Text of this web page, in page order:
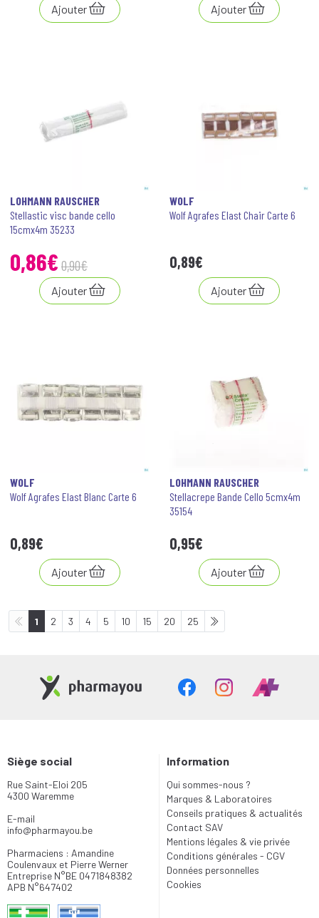
Ajouter Ajouter
LOHMANN RAUSCHER
Stellastic visc bande cello
15cmx4m 35233
0,86€ 0,90€
Ajouter
WOLF
Wolf Agrafes Elast Chair Carte 6
0,89€
Ajouter
WOLF
Wolf Agrafes Elast Blanc Carte 6
0,89€
Ajouter
LOHMANN RAUSCHER
Stellacrepe Bande Cello 5cmx4m
35154
0,95€
Ajouter
1 2 3 4 5 10 15 20 25
Siège social
Rue Saint-Eloi 205
4300 Waremme
E-mail
info@pharmayou.be
Pharmaciens : Amandine
Coulenvaux et Pierre Werner
Entreprise N°BE 0471848382
APB N°647402
Information
Qui sommes-nous ?
Marques & Laboratoires
Conseils pratiques & actualités
Contact SAV
Mentions légales & vie privée
Conditions générales - CGV
Données personnelles
Cookies